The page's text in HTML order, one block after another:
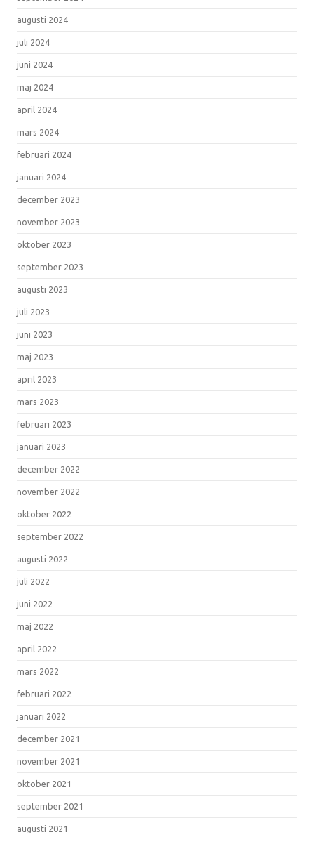
augusti 2024
juli 2024
juni 2024
maj 2024
april 2024
mars 2024
februari 2024
januari 2024
december 2023
november 2023
oktober 2023
september 2023
augusti 2023
juli 2023
juni 2023
maj 2023
april 2023
mars 2023
februari 2023
januari 2023
december 2022
november 2022
oktober 2022
september 2022
augusti 2022
juli 2022
juni 2022
maj 2022
april 2022
mars 2022
februari 2022
januari 2022
december 2021
november 2021
oktober 2021
september 2021
augusti 2021